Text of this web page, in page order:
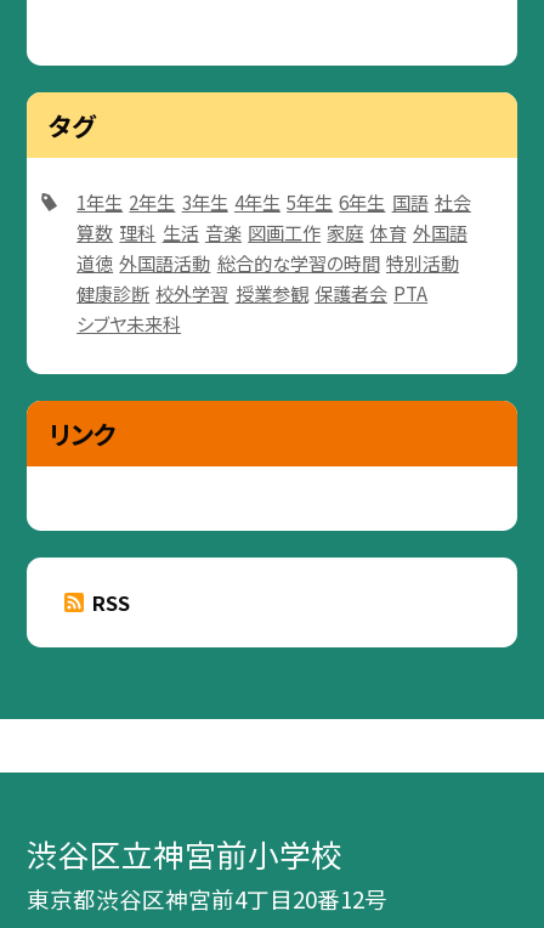
タグ
1年生 2年生 3年生 4年生 5年生 6年生 国語 社会
算数 理科 生活 音楽 図画工作 家庭 体育 外国語
道徳 外国語活動 総合的な学習の時間 特別活動
健康診断 校外学習 授業参観 保護者会 PTA
シブヤ未来科
リンク
RSS
渋谷区立神宮前小学校
東京都渋谷区神宮前4丁目20番12号